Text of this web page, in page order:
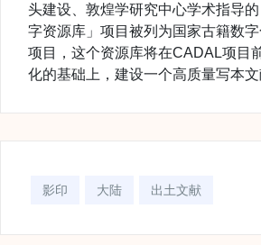
头建设、敦煌学研究中心学术指导
字资源库」项目被列为国家古籍数
项目，这个资源库将在CADAL项目
化的基础上，建设一个高质量写本文
影印 大陆 出土文献